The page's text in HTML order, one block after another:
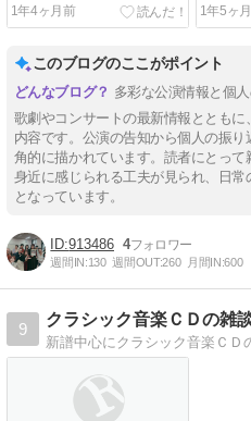
1年4ヶ月前 1年5ヶ
このブログのここがポイント
多彩な公演情報と個
歌劇やコンサートの最新情報ととも
内容です。公演の告知から個人の振
角的に描かれています。読者にとっ
身近に感じられる工夫が見られ、日
となっています。
913486 4
週間IN:130 週間OUT:260 月間IN:600
9
クラシック音楽ＣＤの雑